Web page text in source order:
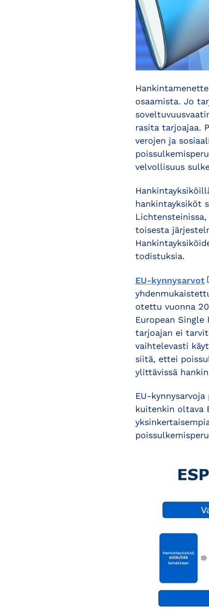
osaamista. Jo
rasita tarjoajaa.
verojen ja
velvollisuus
hankintayksiköt
toisesta
todistuksia.
EU-kynnysarvot
otettu vuonna
European
tarjoajan ei
vaihtelevasti
siitä, ettei
ylittävissä
EU-
kuitenkin oltava